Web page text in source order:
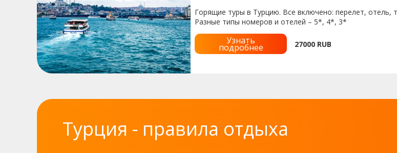
Горящие туры в Турцию. Все включено: перелет, отель,
Разные типы номеров и отелей – 5*, 4*, 3*
Узнать
подробнее 27000 RUB
Турция - правила отдыха